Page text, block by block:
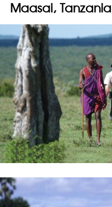
Maasai, Tanzania